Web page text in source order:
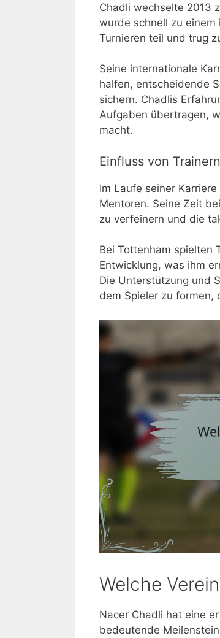
Chadli wechselte 2013
wurde schnell zu
Turnieren teil und trug
Seine internationale
halfen, entscheidende
sichern. Chadlis
Aufgaben übertragen,
macht.
Einfluss von
Im Laufe seiner
Mentoren. Seine Zeit
zu verfeinern und die
Bei Tottenham spielten
Entwicklung, was ihm
Die Unterstützung und
dem Spieler zu formen,
Welche
Nacer Chadli hat eine
bedeutende